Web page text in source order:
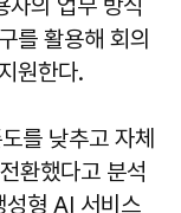
를 활용해 회의
원한다.
를 낮추고 자체
환했다고 분석
성형 AI 서비스